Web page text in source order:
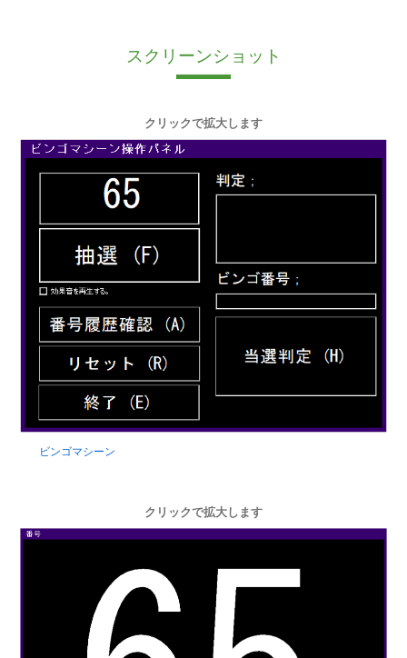
スクリーンショット
クリックで拡大します
ビンゴマシーン
クリックで拡大します